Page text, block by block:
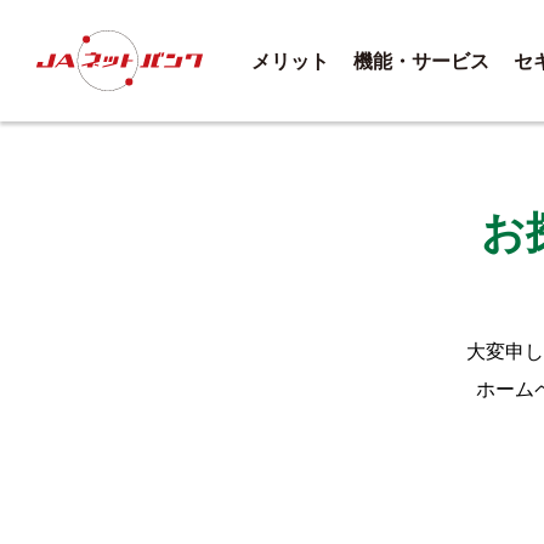
メリット 機能・サービス セ
お
大変申
ホーム